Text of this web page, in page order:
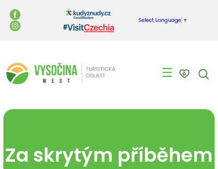
Select Language ▼
☰ 0
Za skrytým příběhem